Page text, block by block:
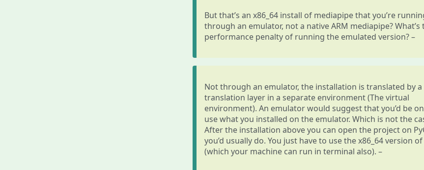
But that’s an x86_64 install of mediapipe that you’re
through an emulator, not a native ARM mediapipe? What’s
performance penalty of running the emulated version? –
Not through an emulator, the installation is translated by a
translation layer in a separate environment (The virtual
environment). An emulator would suggest that you’d be
use what you installed on the emulator. Which is not the
After the installation above you can open the project on
you’d usually do. You just have to use the x86_64 version
(which your machine can run in terminal also). –